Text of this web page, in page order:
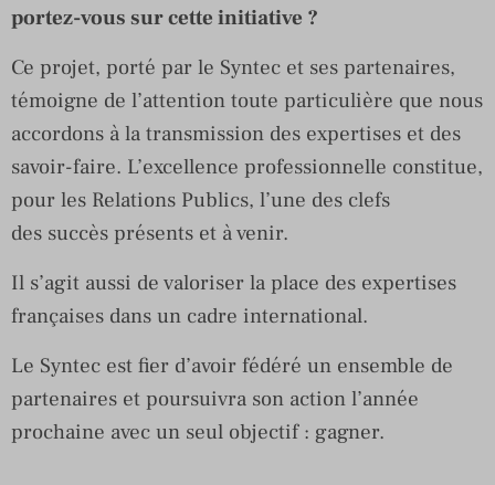
portez-vous sur cette initiative ?
Ce projet, porté par le Syntec et ses partenaires,
témoigne de l’attention toute particulière que nous
accordons à la transmission des expertises et des
savoir-faire. L’excellence professionnelle constitue,
pour les Relations Publics, l’une des clefs
des succès présents et à venir.
Il s’agit aussi de valoriser la place des expertises
françaises dans un cadre international.
Le Syntec est fier d’avoir fédéré un ensemble de
partenaires et poursuivra son action l’année
prochaine avec un seul objectif : gagner.